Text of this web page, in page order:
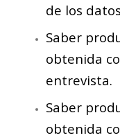
de los
Saber
obtenida
entrevista.
Saber
obtenida